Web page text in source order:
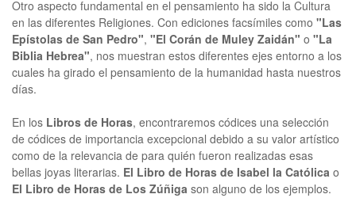
Otro aspecto fundamental en el pensamiento ha sido la Cultura
en las diferentes Religiones. Con ediciones facsímiles como "Las
Epístolas de San Pedro", "El Corán de Muley Zaidán" o "La
Biblia Hebrea", nos muestran estos diferentes ejes entorno a los
cuales ha girado el pensamiento de la humanidad hasta nuestros
días.
En los Libros de Horas, encontraremos códices una selección
de códices de importancia excepcional debido a su valor artístico
como de la relevancia de para quién fueron realizadas esas
bellas joyas literarias. El Libro de Horas de Isabel la Católica o
El Libro de Horas de Los Zúñiga son alguno de los ejemplos.